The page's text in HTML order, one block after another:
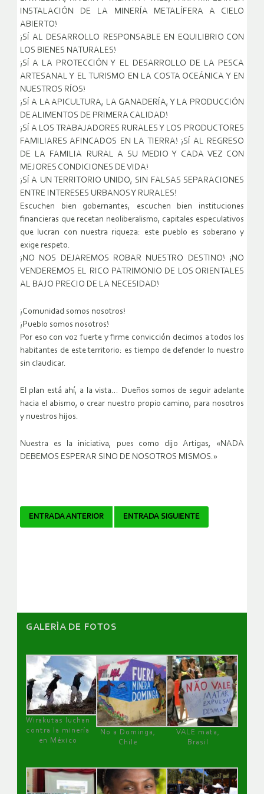
INSTALACIÓN DE LA MINERÍA METALÍFERA A CIELO
ABIERTO!
¡SÍ AL DESARROLLO RESPONSABLE EN EQUILIBRIO CON
LOS BIENES NATURALES!
¡SÍ A LA PROTECCIÓN Y EL DESARROLLO DE LA PESCA
ARTESANAL Y EL TURISMO EN LA COSTA OCEÁNICA Y EN
NUESTROS RÍOS!
¡SÍ A LA APICULTURA, LA GANADERÍA, Y LA PRODUCCIÓN
DE ALIMENTOS DE PRIMERA CALIDAD!
¡SÍ A LOS TRABAJADORES RURALES Y LOS PRODUCTORES
FAMILIARES AFINCADOS EN LA TIERRA! ¡SÍ AL REGRESO
DE LA FAMILIA RURAL A SU MEDIO Y CADA VEZ CON
MEJORES CONDICIONES DE VIDA!
¡SÍ A UN TERRITORIO UNIDO, SIN FALSAS SEPARACIONES
ENTRE INTERESES URBANOS Y RURALES!
Escuchen bien gobernantes, escuchen bien instituciones
financieras que recetan neoliberalismo, capitales especulativos
que lucran con nuestra riqueza: este pueblo es soberano y
exige respeto.
¡NO NOS DEJAREMOS ROBAR NUESTRO DESTINO! ¡NO
VENDEREMOS EL RICO PATRIMONIO DE LOS ORIENTALES
AL BAJO PRECIO DE LA NECESIDAD!
¡Comunidad somos nosotros!
¡Pueblo somos nosotros!
Por eso con voz fuerte y firme convicción decimos a todos los
habitantes de este territorio: es tiempo de defender lo nuestro
sin claudicar.
El plan está ahí, a la vista… Dueños somos de seguir adelante
hacia el abismo, o crear nuestro propio camino, para nosotros
y nuestros hijos.
Nuestra es la iniciativa, pues como dijo Artigas, «NADA
DEBEMOS ESPERAR SINO DE NOSOTROS MISMOS.»
Navegador
ENTRADA ANTERIOR ENTRADA SIGUIENTE
GALERÌA DE FOTOS
Wirakutas luchan
contra la minería
en México
No a Dominga,
Chile
VALE mata,
Brasil